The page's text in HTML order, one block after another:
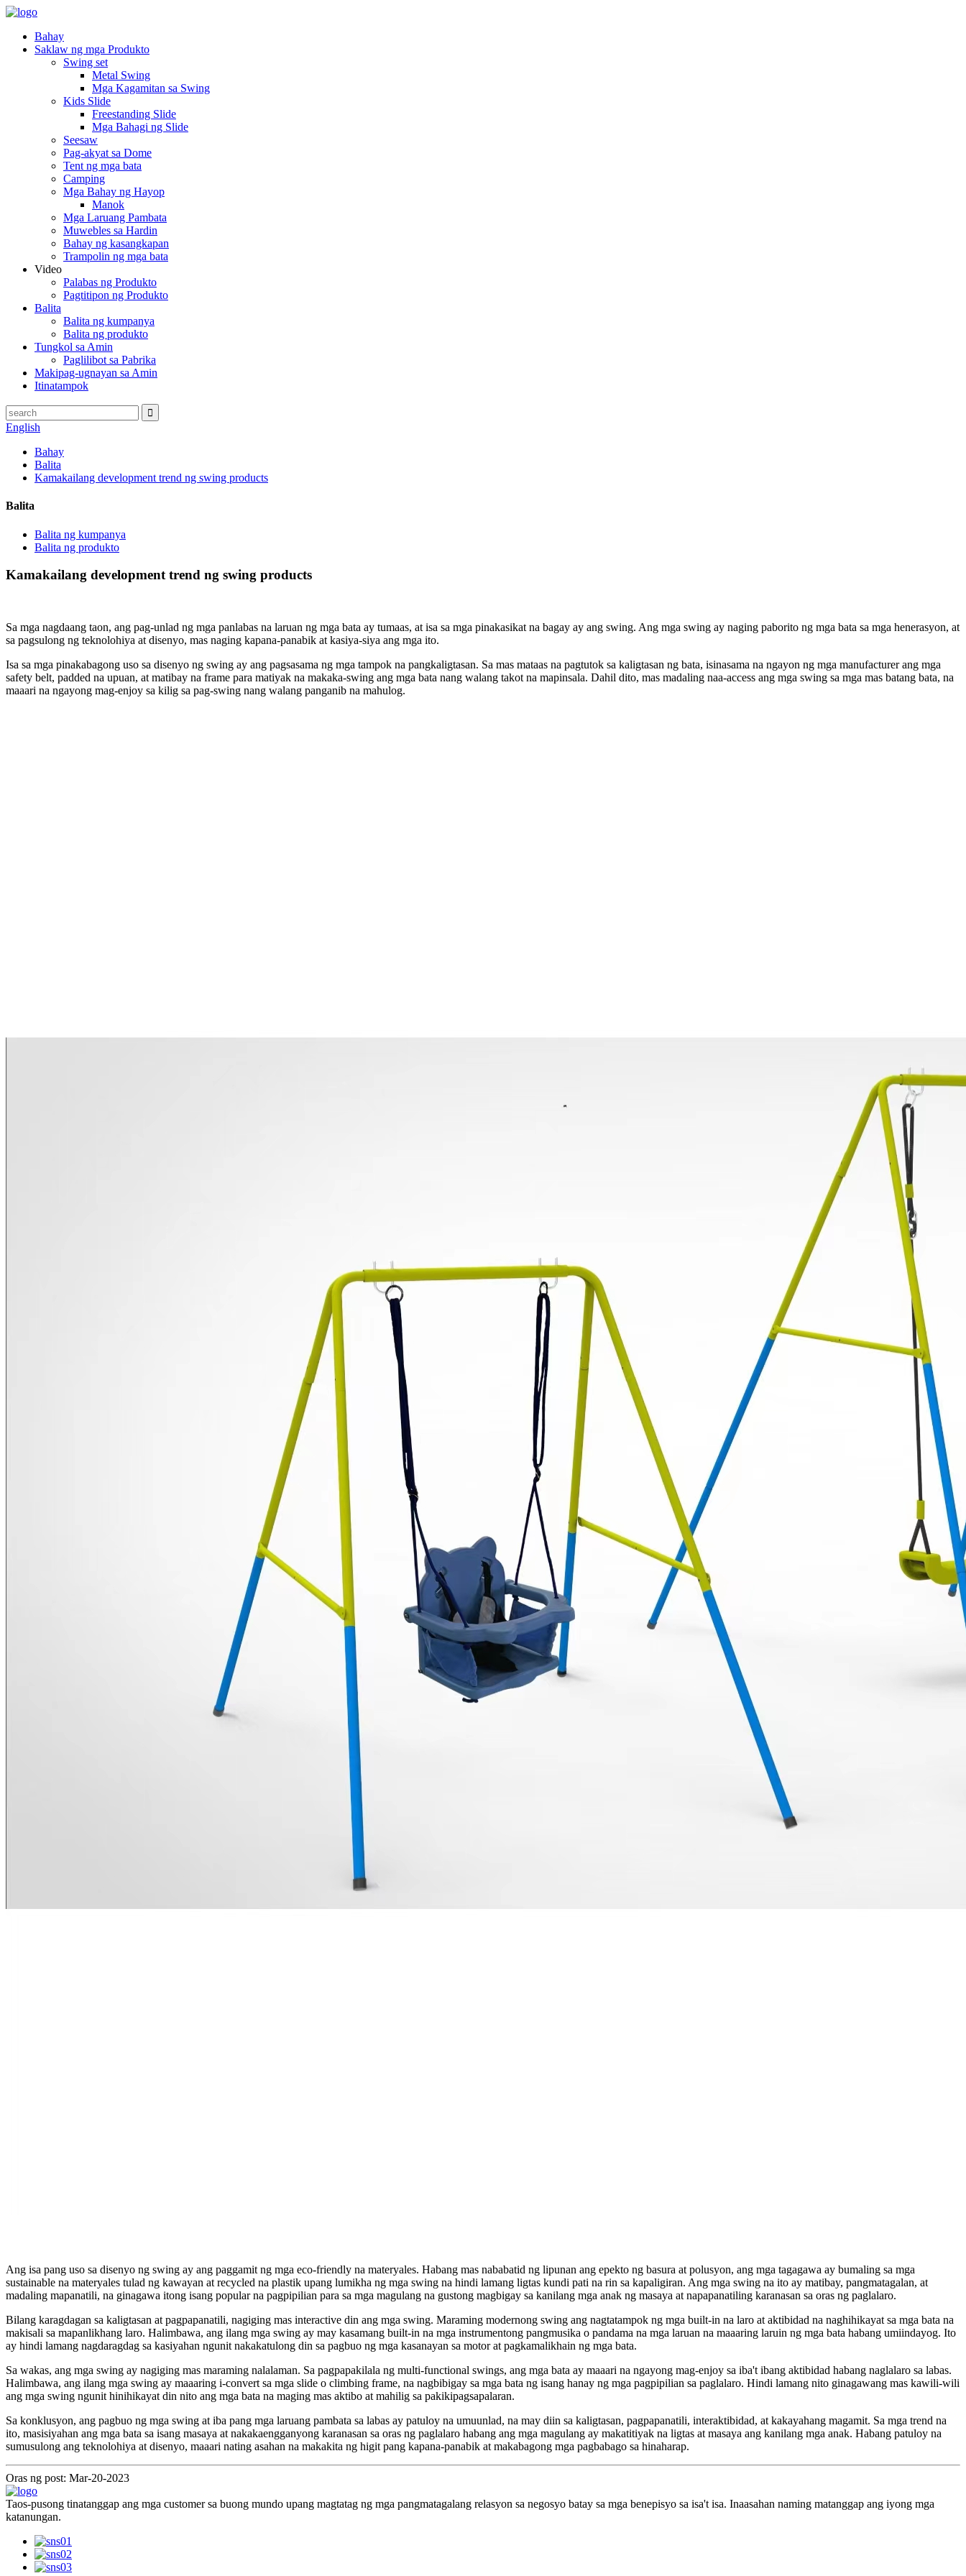
Bahay
Saklaw ng mga Produkto
Swing set
Metal Swing
Mga Kagamitan sa Swing
Kids Slide
Freestanding Slide
Mga Bahagi ng Slide
Seesaw
Pag-akyat sa Dome
Tent ng mga bata
Camping
Mga Bahay ng Hayop
Manok
Mga Laruang Pambata
Muwebles sa Hardin
Bahay ng kasangkapan
Trampolin ng mga bata
Video
Palabas ng Produkto
Pagtitipon ng Produkto
Balita
Balita ng kumpanya
Balita ng produkto
Tungkol sa Amin
Paglilibot sa Pabrika
Makipag-ugnayan sa Amin
Itinatampok
English
Bahay
Balita
Kamakailang development trend ng swing products
Balita
Balita ng kumpanya
Balita ng produkto
Kamakailang development trend ng swing products
Sa mga nagdaang taon, ang pag-unlad ng mga panlabas na laruan ng mga bata ay tumaas, at isa sa mga pinakasikat na bagay ay ang swing. Ang mga swing ay naging paborito ng mga bata sa mga henerasyon, at
sa pagsulong ng teknolohiya at disenyo, mas naging kapana-panabik at kasiya-siya ang mga ito.
Isa sa mga pinakabagong uso sa disenyo ng swing ay ang pagsasama ng mga tampok na pangkaligtasan. Sa mas mataas na pagtutok sa kaligtasan ng bata, isinasama na ngayon ng mga manufacturer ang mga
safety belt, padded na upuan, at matibay na frame para matiyak na makaka-swing ang mga bata nang walang takot na mapinsala. Dahil dito, mas madaling naa-access ang mga swing sa mga mas batang bata, na
maaari na ngayong mag-enjoy sa kilig sa pag-swing nang walang panganib na mahulog.
Ang isa pang uso sa disenyo ng swing ay ang paggamit ng mga eco-friendly na materyales. Habang mas nababatid ng lipunan ang epekto ng basura at polusyon, ang mga tagagawa ay bumaling sa mga
sustainable na materyales tulad ng kawayan at recycled na plastik upang lumikha ng mga swing na hindi lamang ligtas kundi pati na rin sa kapaligiran. Ang mga swing na ito ay matibay, pangmatagalan, at
madaling mapanatili, na ginagawa itong isang popular na pagpipilian para sa mga magulang na gustong magbigay sa kanilang mga anak ng masaya at napapanatiling karanasan sa oras ng paglalaro.
Bilang karagdagan sa kaligtasan at pagpapanatili, nagiging mas interactive din ang mga swing. Maraming modernong swing ang nagtatampok ng mga built-in na laro at aktibidad na naghihikayat sa mga bata na
makisali sa mapanlikhang laro. Halimbawa, ang ilang mga swing ay may kasamang built-in na mga instrumentong pangmusika o pandama na mga laruan na maaaring laruin ng mga bata habang umiindayog. Ito
ay hindi lamang nagdaragdag sa kasiyahan ngunit nakakatulong din sa pagbuo ng mga kasanayan sa motor at pagkamalikhain ng mga bata.
Sa wakas, ang mga swing ay nagiging mas maraming nalalaman. Sa pagpapakilala ng multi-functional swings, ang mga bata ay maaari na ngayong mag-enjoy sa iba't ibang aktibidad habang naglalaro sa labas.
Halimbawa, ang ilang mga swing ay maaaring i-convert sa mga slide o climbing frame, na nagbibigay sa mga bata ng isang hanay ng mga pagpipilian sa paglalaro. Hindi lamang nito ginagawang mas kawili-wili
ang mga swing ngunit hinihikayat din nito ang mga bata na maging mas aktibo at mahilig sa pakikipagsapalaran.
Sa konklusyon, ang pagbuo ng mga swing at iba pang mga laruang pambata sa labas ay patuloy na umuunlad, na may diin sa kaligtasan, pagpapanatili, interaktibidad, at kakayahang magamit. Sa mga trend na
ito, masisiyahan ang mga bata sa isang masaya at nakakaengganyong karanasan sa oras ng paglalaro habang ang mga magulang ay makatitiyak na ligtas at masaya ang kanilang mga anak. Habang patuloy na
sumusulong ang teknolohiya at disenyo, maaari nating asahan na makakita ng higit pang kapana-panabik at makabagong mga pagbabago sa hinaharap.
Oras ng post: Mar-20-2023
Taos-pusong tinatanggap ang mga customer sa buong mundo upang magtatag ng mga pangmatagalang relasyon sa negosyo batay sa mga benepisyo sa isa't isa. Inaasahan naming matanggap ang iyong mga
katanungan.